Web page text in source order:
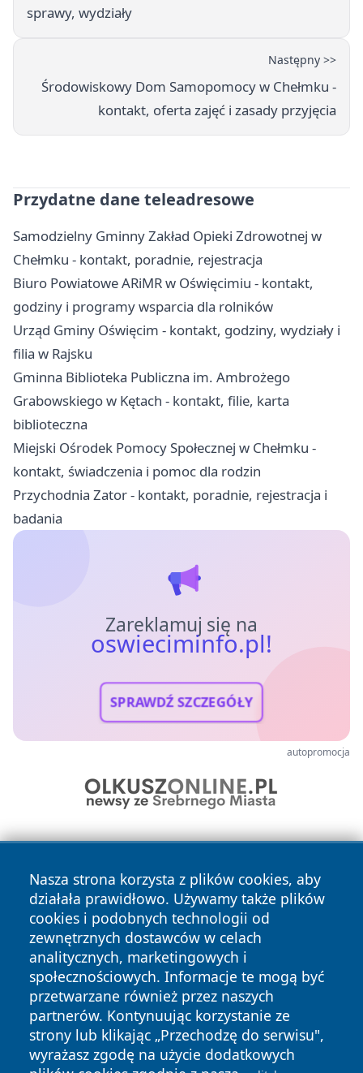
sprawy, wydziały
Następny >>
Środowiskowy Dom Samopomocy w Chełmku -
kontakt, oferta zajęć i zasady przyjęcia
Przydatne dane teleadresowe
Samodzielny Gminny Zakład Opieki Zdrowotnej w
Chełmku - kontakt, poradnie, rejestracja
Biuro Powiatowe ARiMR w Oświęcimiu - kontakt,
godziny i programy wsparcia dla rolników
Urząd Gminy Oświęcim - kontakt, godziny, wydziały i
filia w Rajsku
Gminna Biblioteka Publiczna im. Ambrożego
Grabowskiego w Kętach - kontakt, filie, karta
biblioteczna
Miejski Ośrodek Pomocy Społecznej w Chełmku -
kontakt, świadczenia i pomoc dla rodzin
Przychodnia Zator - kontakt, poradnie, rejestracja i
badania
Zareklamuj się na
oswieciminfo.pl!
SPRAWDŹ SZCZEGÓŁY
autopromocja
Nasza strona korzysta z plików cookies, aby
działała prawidłowo. Używamy także plików
cookies i podobnych technologii od
zewnętrznych dostawców w celach
analitycznych, marketingowych i
społecznościowych. Informacje te mogą być
przetwarzane również przez naszych
partnerów. Kontynuując korzystanie ze
strony lub klikając „Przechodzę do serwisu",
wyrażasz zgodę na użycie dodatkowych
Copyright © 2026 oswieciminfo.pl Wszystkie prawa
zastrzeżone.
News Autorzy
Polityka
Prywatności
Polityka
Cookies